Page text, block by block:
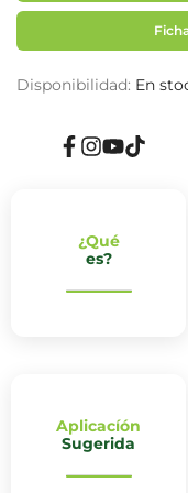
Disponibilidad: En
Facebook
Instagram
YouTube
TikTok
¿Qué
es?
Aplicacíón
Sugerida